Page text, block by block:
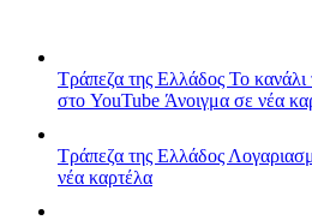
Τράπεζα της Ελλάδος Το κανάλι
στο YouTube Άνοιγμα σε νέα
Τράπεζα της Ελλάδος
νέα καρτέλα